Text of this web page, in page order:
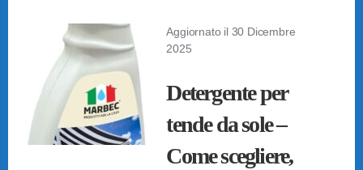
Aggiornato il 30 Dicembre
2025
Detergente per
tende da sole –
Come scegliere,